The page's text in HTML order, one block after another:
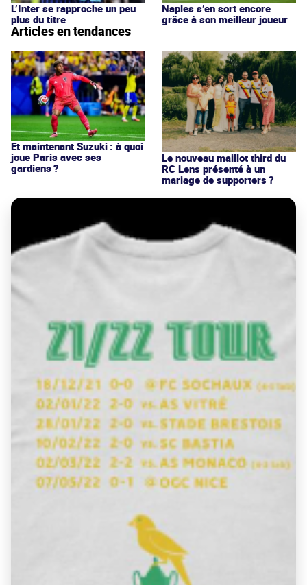
L’Inter se rapproche un peu
plus du titre
Naples s’en sort encore
grâce à son meilleur joueur
Articles en tendances
Et maintenant Suzuki : à quoi
joue Paris avec ses
gardiens ?
Le nouveau maillot third du
RC Lens présenté à un
mariage de supporters ?